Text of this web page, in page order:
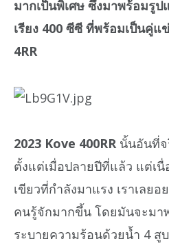
มากเป็นพิเศษ ซึ่งมาพร้อมรูป
เรียง 400 ซีซี ที่พร้อมเป็นคู่แ
4RR
2023 Kove 400RR นั้นอันที่จ
ตั้งแต่เมื่อปลายปีที่แล้ว แต่เ
เขียวที่กำลังมาแรง เราเลย
คนรู้จักมากขึ้น โดยมันจะมา
ระบายความร้อนด้วยน้ำ 4 สูบ